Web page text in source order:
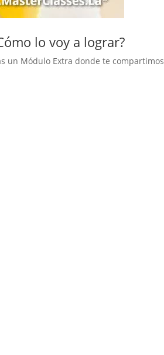
lo voy a lograr?
un Módulo Extra donde te compartimos